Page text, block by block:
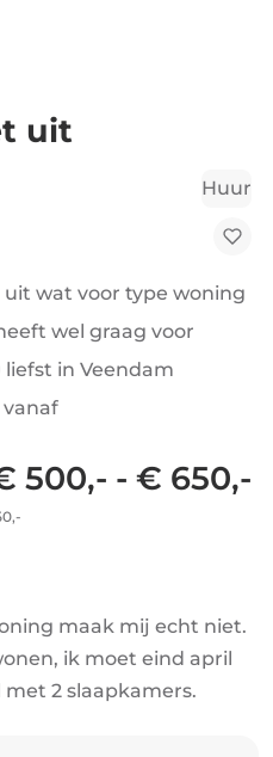
uit
Huur
wat voor type woning
wel graag voor
in Veendam
500,- - € 650,-
maak mij echt niet.
ik moet eind april
2 slaapkamers.